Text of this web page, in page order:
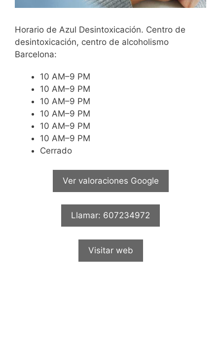
Horario de Azul Desintoxicación. Centro de
desintoxicación, centro de alcoholismo
Barcelona:
10 AM–9 PM
10 AM–9 PM
10 AM–9 PM
10 AM–9 PM
10 AM–9 PM
10 AM–9 PM
Cerrado
Ver valoraciones Google
Llamar: 607234972
Visitar web